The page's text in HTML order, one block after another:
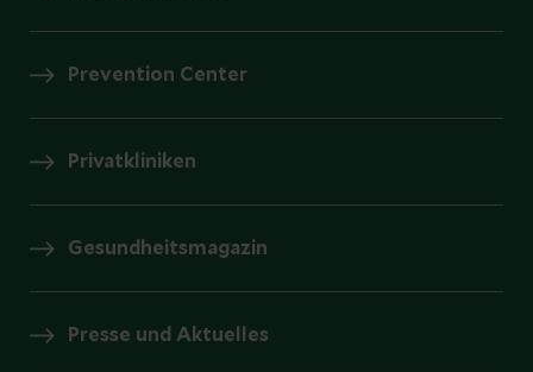
Prevention Center
Privatkliniken
Gesundheitsmagazin
Presse und Aktuelles